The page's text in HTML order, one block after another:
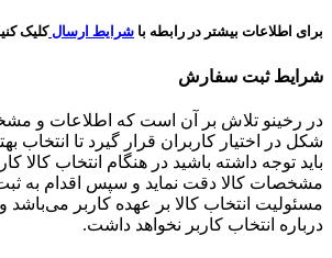
برای اطلاعات بیشتر در رابطه با شرایط ارسال کلیک
شرایط ثبت سفارش
در رخینو تلاش بر آن است که اطلاعات و
شکل در اختیار کاربران قرار گیرد تا انتخاب
باید توجه داشته باشید در هنگام انتخاب کالا
مشخصات کالا دقت نماید و سپس اقدام به
مسئولیت انتخاب کالا بر عهده کاربر می‌باشد
درباره انتخاب کاربر نخواهد داشت.